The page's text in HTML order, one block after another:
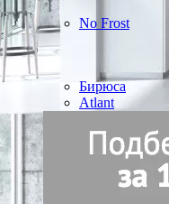
No Frost
Бирюса
Atlant